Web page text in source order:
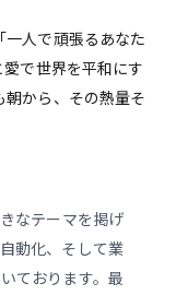
一人で頑張るあなた
で世界を平和にす
から、その熱量そ
なテーマを掲げ
動化、そして業
ております。最